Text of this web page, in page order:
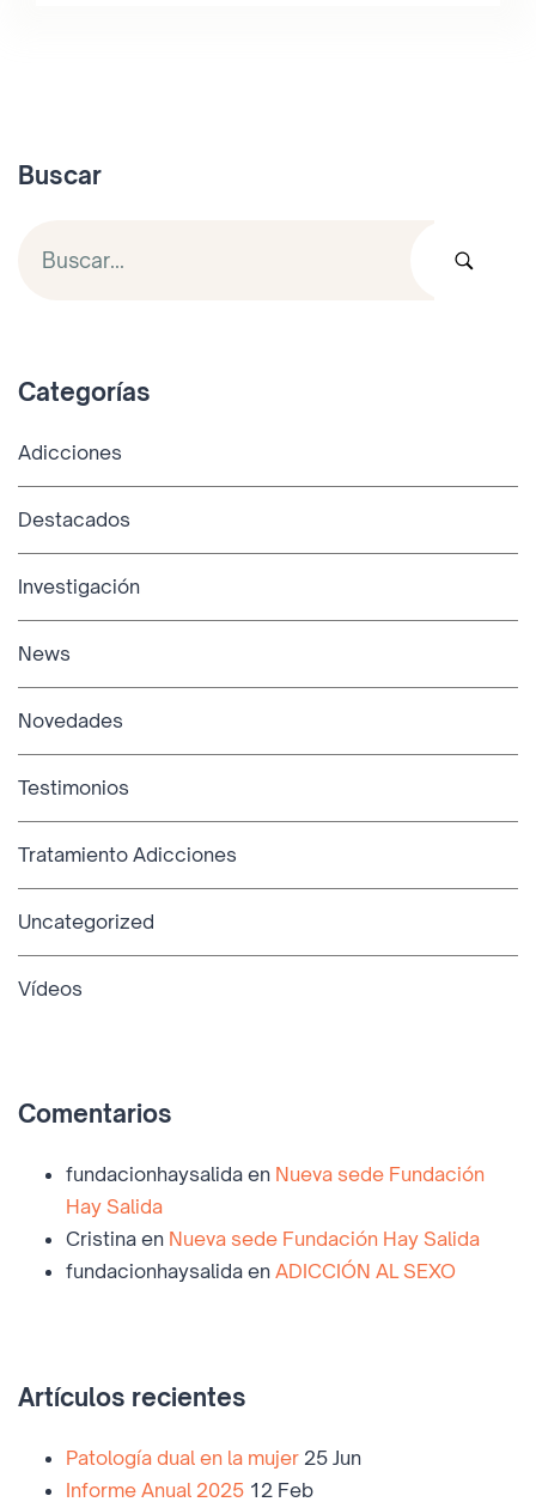
Buscar
Categorías
Adicciones
Destacados
Investigación
News
Novedades
Testimonios
Tratamiento Adicciones
Uncategorized
Vídeos
Comentarios
fundacionhaysalida en Nueva sede Fundación
Hay Salida
Cristina en Nueva sede Fundación Hay Salida
fundacionhaysalida en ADICCIÓN AL SEXO
Artículos recientes
Patología dual en la mujer 25 Jun
Informe Anual 2025 12 Feb